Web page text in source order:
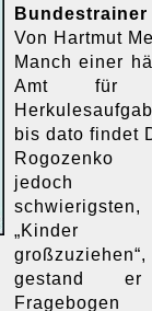
Bundestrainer
Von Hartmut
Manch einer
Amt für
bis dato findet
jedoch
schwierigsten,
„Kinder
großzuziehen“,
gestand